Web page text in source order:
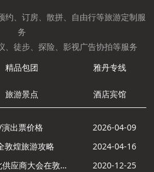
约、订房、散拼、自由行等旅游定制服
务
、徒步、探险、影视广告协拍等服务
精品包团 雅丹专线
旅游景点 酒店宾馆
出票价格
2026-04-09
敦煌旅游攻略
2024-04-16
敦煌市旅行社协会首届西北供应商大会在敦煌召开
2020-12-25